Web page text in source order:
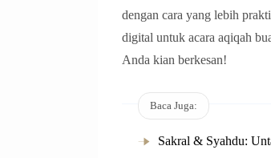
dengan cara yang lebih
digital untuk acara aqiqah
Anda kian berkesan!
Baca Juga:
Sakral & Syahdu: